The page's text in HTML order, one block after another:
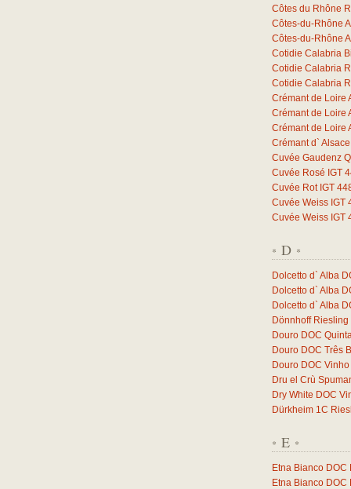
Côtes du Rhône
Côtes-du-Rhône
Côtes-du-Rhône
Cotidie Calabria
Cotidie Calabria
Cotidie Calabria
Crémant de Loire
Crémant de Loire
Crémant de Loire
Crémant d`
Cuvée Gaudenz
Cuvée Rosé IGT
Cuvée Rot IGT
Cuvée Weiss IGT
Cuvée Weiss IGT
* D *
Dolcetto d` Alba
Dolcetto d` Alba
Dolcetto d` Alba
Dönnhoff
Douro DOC
Douro DOC Três
Douro DOC
Dru el Crù
Dry White DOC
Dürkheim 1C
* E *
Etna Bianco
Etna Bianco